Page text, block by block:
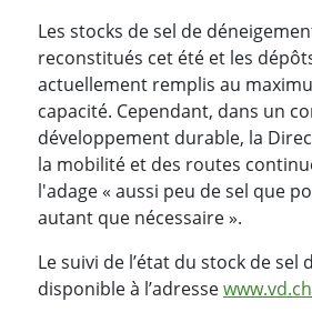
Les stocks de sel de
reconstitués cet été et les
actuellement remplis au
capacité. Cependant, dans un
développement durable, la
la mobilité et des routes
l'adage « aussi peu de sel que
autant que nécessaire ».
Le suivi de l’état du stock de sel
disponible à l’adresse